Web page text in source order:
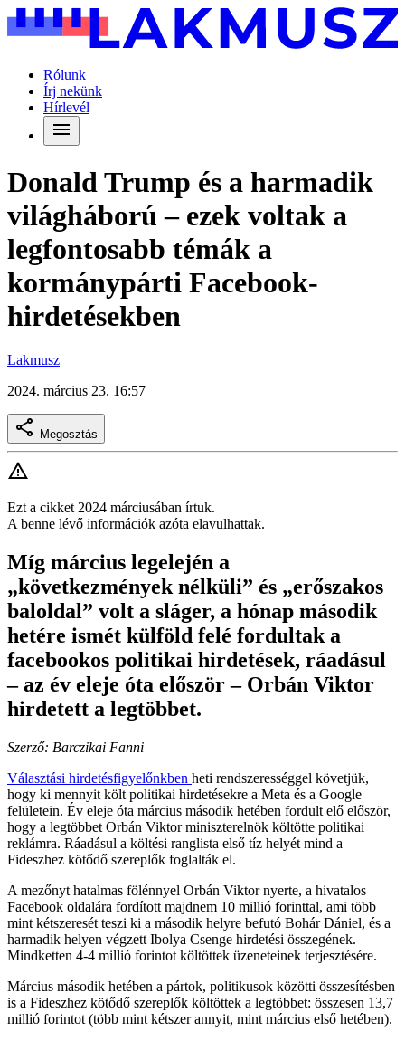
Rólunk
Írj nekünk
Hírlevél
Donald Trump és a harmadik
világháború – ezek voltak a
legfontosabb témák a
kormánypárti Facebook-
hirdetésekben
Lakmusz
2024. március 23. 16:57
Megosztás
Ezt a cikket 2024 márciusában írtuk.
A benne lévő információk azóta elavulhattak.
Míg március legelején a
„következmények nélküli” és „erőszakos
baloldal” volt a sláger, a hónap második
hetére ismét külföld felé fordultak a
facebookos politikai hirdetések, ráadásul
– az év eleje óta először – Orbán Viktor
hirdetett a legtöbbet.
Szerző: Barczikai Fanni
Választási hirdetésfigyelőnkben heti rendszerességgel követjük,
hogy ki mennyit költ politikai hirdetésekre a Meta és a Google
felületein. Év eleje óta március második hetében fordult elő először,
hogy a legtöbbet Orbán Viktor miniszterelnök költötte politikai
reklámra. Ráadásul a költési ranglista első tíz helyét mind a
Fideszhez kötődő szereplők foglalták el.
A mezőnyt hatalmas fölénnyel Orbán Viktor nyerte, a hivatalos
Facebook oldalára fordított majdnem 10 millió forinttal, ami több
mint kétszeresét teszi ki a második helyre befutó Bohár Dániel, és a
harmadik helyen végzett Ibolya Csenge hirdetési összegének.
Mindketten 4-4 millió forintot költöttek üzeneteinek terjesztésére.
Március második hetében a pártok, politikusok közötti összesítésben
is a Fideszhez kötődő szereplők költöttek a legtöbbet: összesen 13,7
millió forintot (több mint kétszer annyit, mint március első hetében).